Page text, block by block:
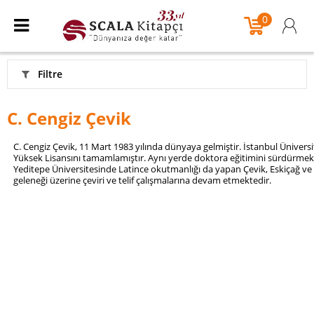
0
Filtre
C. Cengiz Çevik
C. Cengiz Çevik, 11 Mart 1983 yılında dünyaya gelmiştir. İstanbul
Yüksek Lisansını tamamlamıştır. Aynı yerde doktora eğitimini
Yeditepe Üniversitesinde Latince okutmanlığı da yapan Çevik, Eskiçağ
geleneği üzerine çeviri ve telif çalışmalarına devam etmektedir.